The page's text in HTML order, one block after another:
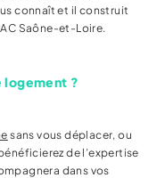
connaît et il construit
Saône-et-Loire.
logement ?
sans vous déplacer, ou
de l’expertise
dans vos